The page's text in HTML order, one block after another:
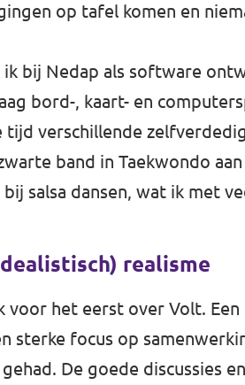
op tafel komen en
bij Nedap als software
bord-, kaart- en
tijd verschillende
band in Taekwondo
salsa dansen, wat ik met
realisme
voor het eerst over Volt.
sterke focus op
De goede discussies